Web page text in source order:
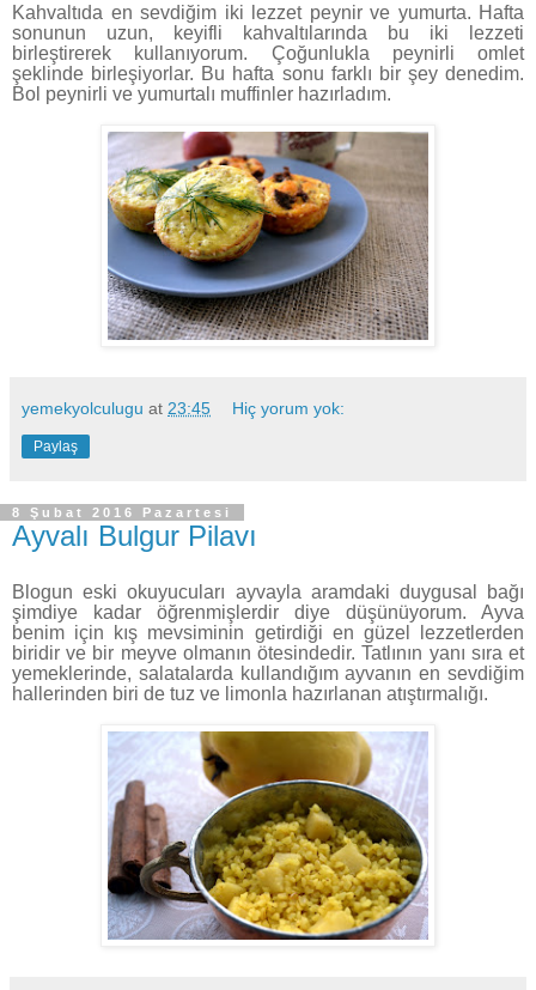
Kahvaltıda en sevdiğim iki lezzet peynir ve yumurta. Hafta
sonunun uzun, keyifli kahvaltılarında bu iki lezzeti
birleştirerek kullanıyorum. Çoğunlukla peynirli omlet
şeklinde birleşiyorlar. Bu hafta sonu farklı bir şey denedim.
Bol peynirli ve yumurtalı muffinler hazırladım.
yemekyolculugu at 23:45 Hiç yorum yok:
Paylaş
8 Şubat 2016 Pazartesi
Ayvalı Bulgur Pilavı
Blogun eski okuyucuları ayvayla aramdaki duygusal bağı
şimdiye kadar öğrenmişlerdir diye düşünüyorum. Ayva
benim için kış mevsiminin getirdiği en güzel lezzetlerden
biridir ve bir meyve olmanın ötesindedir. Tatlının yanı sıra et
yemeklerinde, salatalarda kullandığım ayvanın en sevdiğim
hallerinden biri de tuz ve limonla hazırlanan atıştırmalığı.